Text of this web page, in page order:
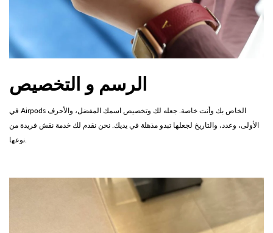
الرسم و التخصيص
في Airpods الخاص بك وأنت خاصة. جعله لك وتخصيص اسمك المفضل، والأحرف
الأولى، وعدد، والتاريخ لجعلها تبدو مذهلة في يديك. نحن نقدم لك خدمة نقش فريدة من